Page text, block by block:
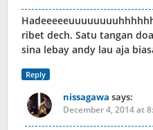
ribet dech. Satu tangan
sina lebay andy lau aja
Reply
nissagawa says:
December 4, 2014 at